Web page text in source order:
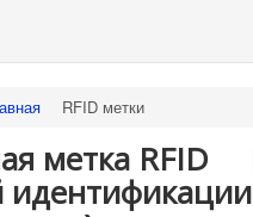
RFID метки
метка RFID
идентификации